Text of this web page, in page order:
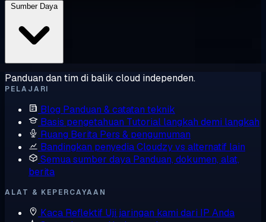
Sumber Daya
Panduan dan tim di balik cloud independen.
PELAJARI
Blog Panduan & catatan teknik
Basis pengetahuan Tutorial langkah demi langkah
Ruang Berita Pers & pengumuman
Bandingkan penyediaCloudzy vs alternatif lain
Semua sumber daya Panduan, dokumen, alat,
berita
ALAT & KEPERCAYAAN
Kaca Reflektif Uji jaringan kami dari IP Anda